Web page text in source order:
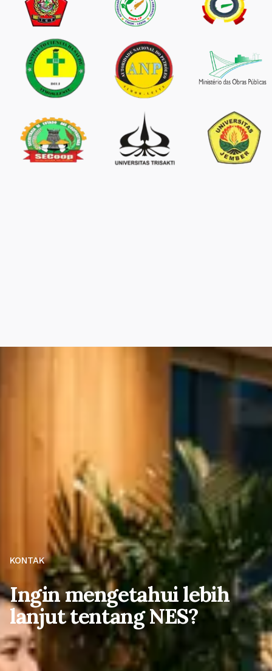
KONTAK
Ingin mengetahui lebih
lanjut tentang NES?